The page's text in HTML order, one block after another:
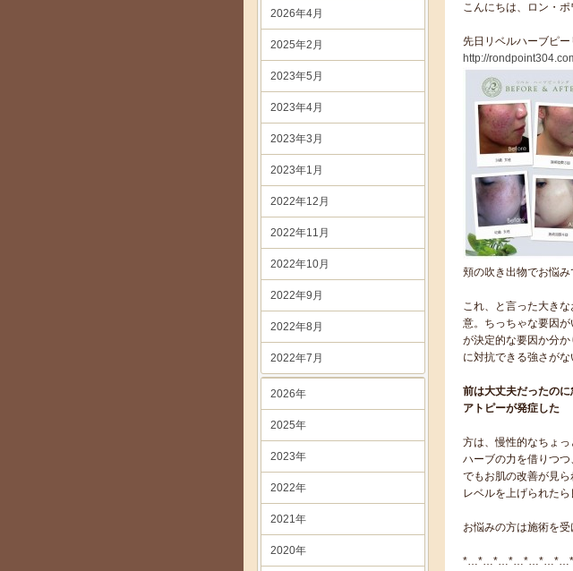
2026年4月
2025年2月
2023年5月
2023年4月
2023年3月
2023年1月
2022年12月
2022年11月
2022年10月
2022年9月
2022年8月
2022年7月
2026年
2025年
2023年
2022年
2021年
2020年
こんにちは、ロン・
先日リベルハーブピー
http://
頬の吹き出物でお悩
これ、と言った大き
意。ちっちゃな要因
が決定的な要因か分
に対抗できる強さが
前は大丈夫だったの
アトピーが発症した
方は、慢性的なちょ
ハーブの力を借りつ
でもお肌の改善が見
レベルを上げられたら
お悩みの方は施術を